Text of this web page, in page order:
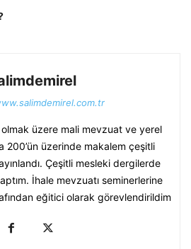
olmak üzere mali mevzuat ve yerel
200’ün üzerinde makalem çeşitli
Çeşitli mesleki dergilerde
İhale mevzuatı seminerlerine
eğitici olarak görevlendirildim